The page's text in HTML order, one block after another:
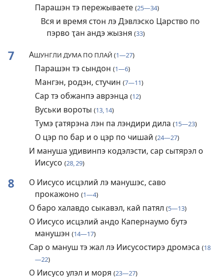
Парашэн тэ пережываете (25—34)
Вся и время стон лэ Дэвлэско Царство по
пэрво ҭан андэ жызня (33)
7 АШУНГЛИ ДУМА ПО ПЛАЙ (1—27)
Парашэн тэ сындон (1—6)
Мангэн, родэн, стучин (7—11)
Сар тэ обжанпэ аврэнца (12)
Вуськи вороты (13, 14)
Тумэ ӷатярэна лэн па лэндири дила (15—23)
О цэр по бар и о цэр по чишай (24—27)
И мануша удивинпэ кодэлэсти, сар сытярэл о
Иисусо (28, 29)
8
О Иисусо исцэлий лэ манушэс, саво
прокажоно (1—4)
О баро халавдо сыкавэл, кай патял (5—13)
О Иисусо исцэлий андо Капернаумо бутэ
манушэн (14—17)
Сар о мануш тэ жал лэ Иисусостирэ дромэса (18
—22)
О Иисусо улэл и моря (23—27)